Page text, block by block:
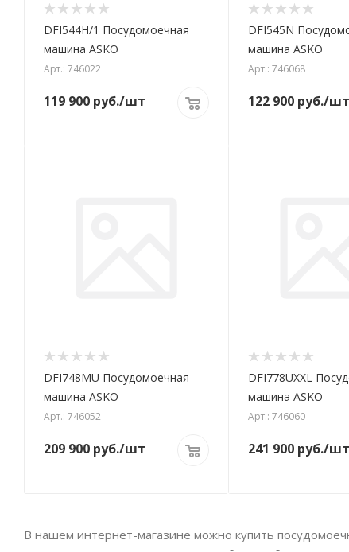
DFI544H/1 Посудомоечная
машина ASKO
Арт.: 746022
119 900 руб./шт
DFI545N
машина ASKO
Арт.: 746068
122 900руб./шт
DFI748MU Посудомоечная
машина ASKO
Арт.: 746052
209 900 руб./шт
DFI778UXXL
машина ASKO
Арт.: 746060
241 900руб./шт
В нашем интернет-магазине можно купить